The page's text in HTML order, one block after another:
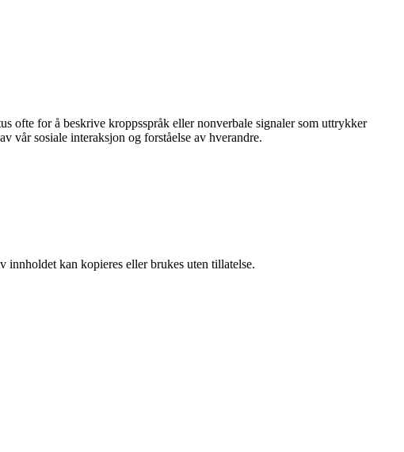
ofte for å beskrive kroppsspråk eller nonverbale signaler som uttrykker
vår sosiale interaksjon og forståelse av hverandre.
kan kopieres eller brukes uten tillatelse.